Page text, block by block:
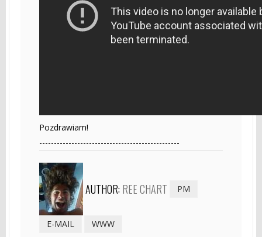
Pozdrawiam!
------------------------------------------------
AUTHOR: REE CHART PM
E-MAIL WWW